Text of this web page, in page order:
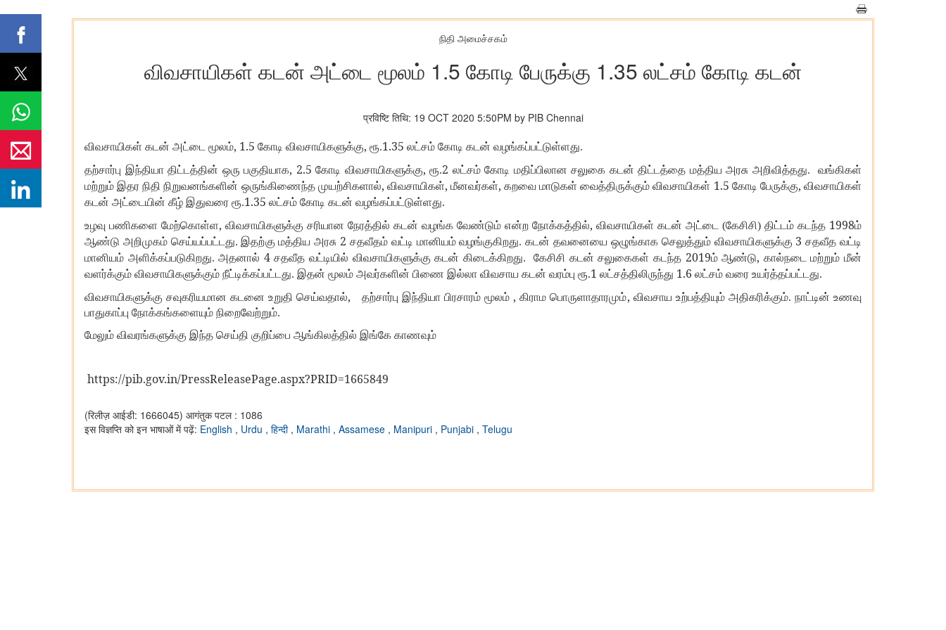
நிதி அமைச்சகம்
விவசாயிகள் கடன் அட்டை மூலம் 1.5 கோடி பேருக்கு 1.35 லட்சம் கோடி கடன்
प्रविष्टि तिथि: 19 OCT 2020 5:50PM by PIB Chennai
விவசாயிகள் கடன் அட்டை மூலம், 1.5 கோடி விவசாயிகளுக்கு, ரூ.1.35 லட்சம் கோடி கடன் வழங்கப்பட்டுள்ளது.
தற்சார்பு இந்தியா திட்டத்தின் ஒரு பகுதியாக, 2.5 கோடி விவசாயிகளுக்கு,ரூ.2 லட்சம் கோடி மதிப்பிலான சலுகை கடன் திட்டத்தை மத்திய அரசு அறிவித்தது. வங்கிகள்
மற்றும் இதர நிதி நிறுவனங்களின் ஒருங்கிணைந்த முயற்சிகளால், விவசாயிகள், மீனவர்கள்,கறவை மாடுகள் வைத்திருக்கும் விவசாயிகள் 1.5 கோடி பேருக்கு,விவசாயிகள்
கடன் அட்டையின் கீழ் இதுவரை ரூ.1.35 லட்சம் கோடி கடன் வழங்கப்பட்டுள்ளது.
உழவு பணிகளை மேற்கொள்ள, விவசாயிகளுக்கு சரியான நேரத்தில் கடன் வழங்க வேண்டும் என்ற நோக்கத்தில், விவசாயிகள் கடன் அட்டை (கேசிசி) திட்டம் கடந்த 1998ம்
ஆண்டு அறிமுகம் செய்யப்பட்டது. இதற்கு மத்திய அரசு 2 சதவீதம் வட்டி மானியம் வழங்குகிறது. கடன் தவனையை ஒழுங்காக செலுத்தும் விவசாயிகளுக்கு 3 சதவீத வட்டி
மானியம் அளிக்கப்படுகிறது. அதனால் 4சதவீத வட்டியில் விவசாயிகளுக்கு கடன் கிடைக்கிறது. கேசிசி கடன் சலுகைகள் கடந்த 2019ம் ஆண்டு, கால்நடை மற்றும் மீன்
வளர்க்கும் விவசாயிகளுக்கும் நீட்டிக்கப்பட்டது. இதன் மூலம் அவர்களின் பிணை இல்லா விவசாய கடன் வரம்பு ரூ.1 லட்சத்திலிருந்து 1.6 லட்சம் வரை உயர்த்தப்பட்டது.
விவசாயிகளுக்கு சவுகரியமான கடனை உறுதி செய்வதால், தற்சார்பு இந்தியா பிரசாரம் மூலம் ,கிராம பொருளாதாரமும், விவசாய உற்பத்தியும் அதிகரிக்கும். நாட்டின் உணவு
பாதுகாப்பு நோக்கங்களையும் நிறைவேற்றும்.
மேலும் விவரங்களுக்கு இந்த செய்தி குறிப்பை ஆங்கிலத்தில் இங்கே காணவும்
https://pib.gov.in/PressReleasePage.aspx?PRID=1665849
(रिलीज़ आईडी: 1666045) आगंतुक पटल : 1086
इस विज्ञप्ति को इन भाषाओं में पढ़ें: English , Urdu , हिन्दी , Marathi , Assamese , Manipuri , Punjabi , Telugu